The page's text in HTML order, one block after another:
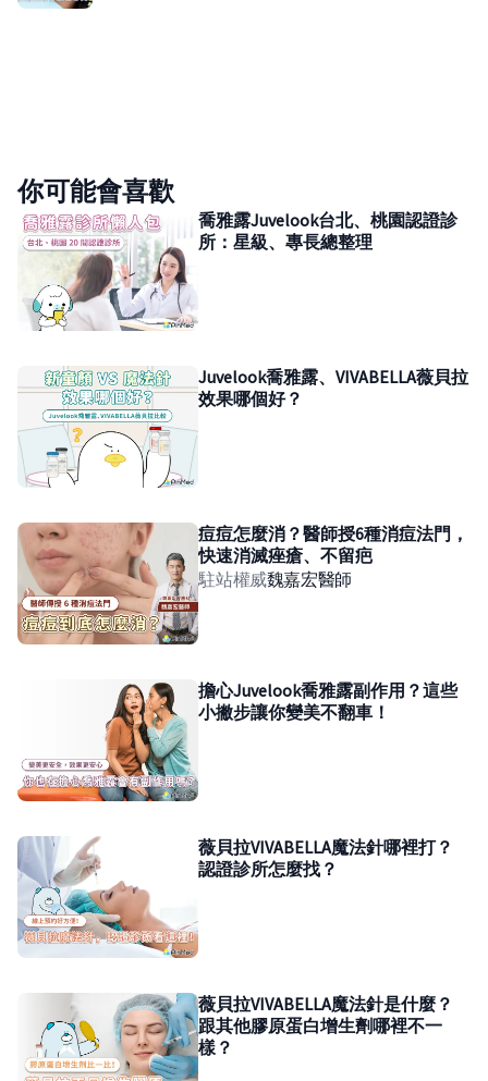
你可能會喜歡
喬雅露Juvelook台北、桃園認證診
所：星級、專長總整理
Juvelook喬雅露、VIVABELLA薇貝拉
效果哪個好？
痘痘怎麼消？醫師授6種消痘法門，
快速消滅痤瘡、不留疤
駐站權威魏嘉宏醫師
擔心Juvelook喬雅露副作用？這些
小撇步讓你變美不翻車！
薇貝拉VIVABELLA魔法針哪裡打？
認證診所怎麼找？
薇貝拉VIVABELLA魔法針是什麼？
跟其他膠原蛋白增生劑哪裡不一
樣？